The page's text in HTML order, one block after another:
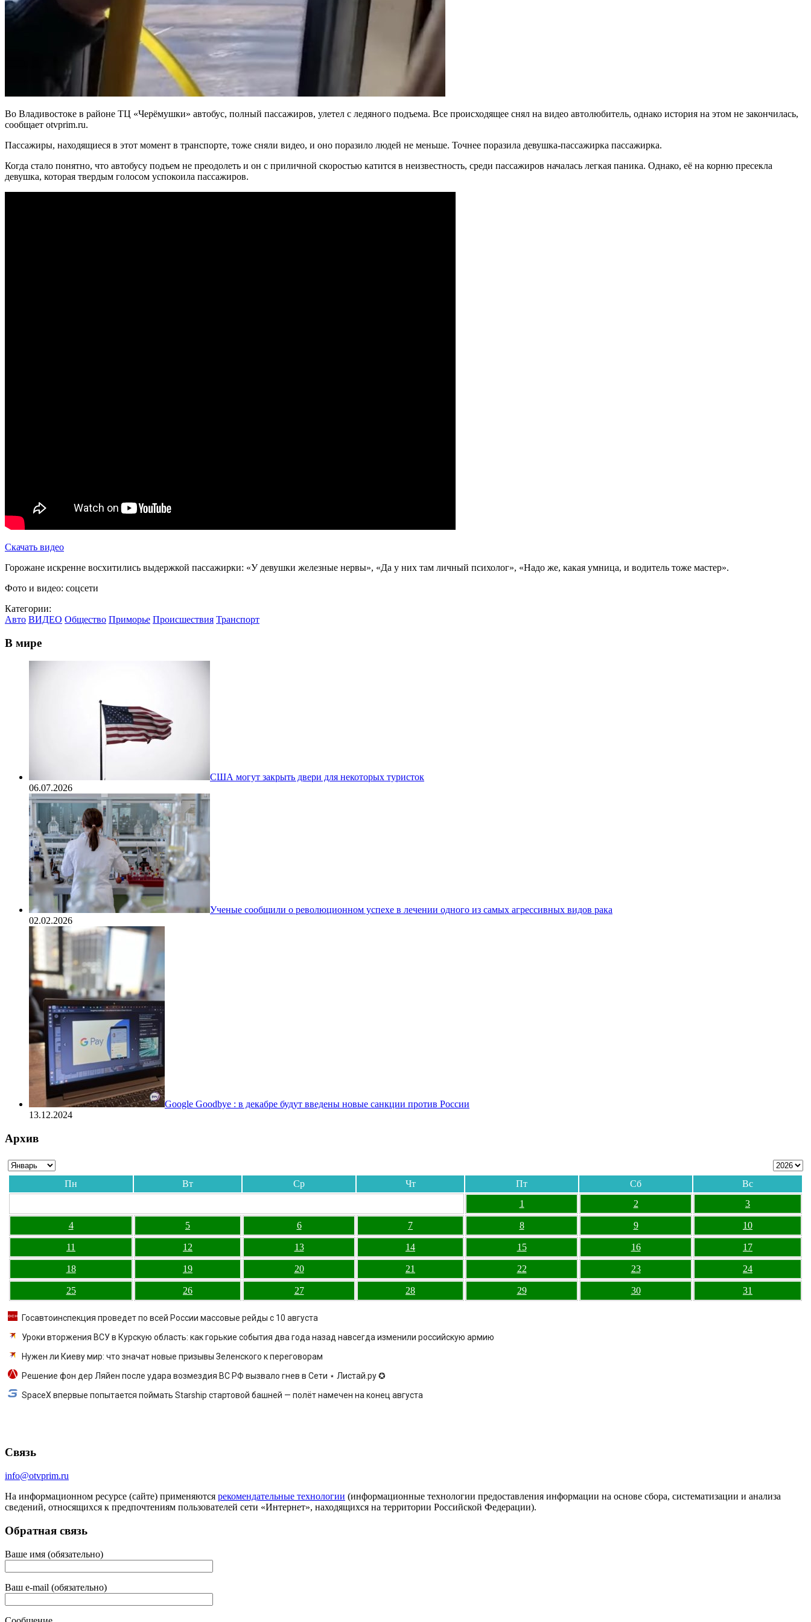
Во Владивостоке в районе ТЦ «Черёмушки» автобус, полный пассажиров, улетел с ледяного подъема. Все происходящее снял на видео автолюбитель, однако история на этом не закончилась,
сообщает otvprim.ru.
Пассажиры, находящиеся в этот момент в транспорте, тоже сняли видео, и оно поразило людей не меньше. Точнее поразила девушка-пассажирка пассажирка.
Когда стало понятно, что автобусу подъем не преодолеть и он с приличной скоростью катится в неизвестность, среди пассажиров началась легкая паника. Однако, её на корню пресекла
девушка, которая твердым голосом успокоила пассажиров.
Скачать видео
Горожане искренне восхитились выдержкой пассажирки: «У девушки железные нервы», «Да у них там личный психолог», «Надо же, какая умница, и водитель тоже мастер».
Фото и видео: соцсети
Категории:
Авто ВИДЕО Общество Приморье Происшествия Транспорт
В мире
США могут закрыть двери для некоторых туристок
06.07.2026
Ученые сообщили о революционном успехе в лечении одного из самых агрессивных видов рака
02.02.2026
Google Goodbye : в декабре будут введены новые санкции против России
13.12.2024
Архив
Пн Вт Ср Чт Пт Сб
Вс
1
2 3
4 5 6 7 8 9 10
11 12 13 14 15 16 17
18 19 20 21 22 23 24
25 26 27 28 29 30 31
Госавтоинспекция проведет по всей России массовые рейды с 10 августа
Уроки вторжения ВСУ в Курскую область: как горькие события два года назад навсегда изменили российскую армию
Нужен ли Киеву мир: что значат новые призывы Зеленского к переговорам
Решение фон дер Ляйен после удара возмездия ВС РФ вызвало гнев в Сети ⋆ Листай.ру ✪
SpaceX впервые попытается поймать Starship стартовой башней — полёт намечен на конец августа
Связь
info@otvprim.ru
На информационном ресурсе (сайте) применяются рекомендательные технологии (информационные технологии предоставления информации на основе сбора, систематизации и анализа
сведений, относящихся к предпочтениям пользователей сети «Интернет», находящихся на территории Российской Федерации).
Обратная связь
Ваше имя (обязательно)
Ваш e-mail (обязательно)